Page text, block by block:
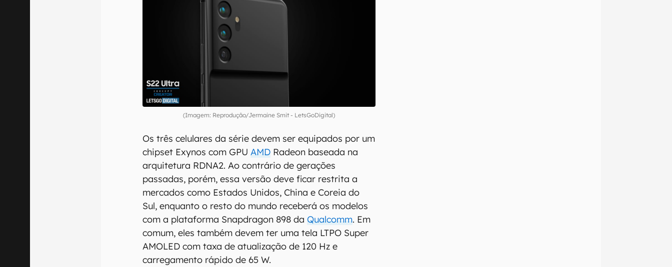
(Imagem: Reprodução/Jermaine Smit - LetsGoDigital)
Os três celulares da série devem ser equipados por um
chipset Exynos com GPUAMD Radeon baseada na
arquitetura RDNA2. Ao contrário de gerações
passadas, porém, essa versão deve ficar restrita a
mercados como Estados Unidos, China e Coreia do
Sul, enquanto o resto do mundo receberá os modelos
com a plataforma Snapdragon 898 daQualcomm. Em
comum, eles também devem ter uma tela LTPO Super
AMOLED com taxa de atualização de 120 Hz e
carregamento rápido de 65 W.